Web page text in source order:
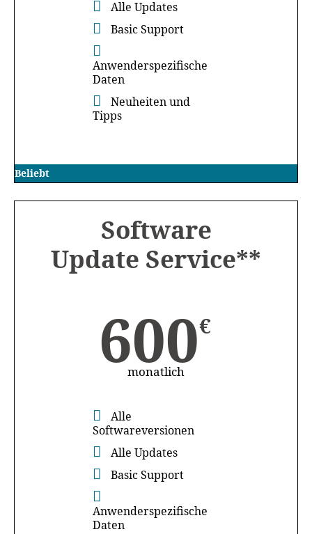
Alle Updates
Basic Support
Anwenderspezifische
Daten
Neuheiten und
Tipps
Beliebt
Software
Update Service**
600€
monatlich
Alle
Softwareversionen
Alle Updates
Basic Support
Anwenderspezifische
Daten